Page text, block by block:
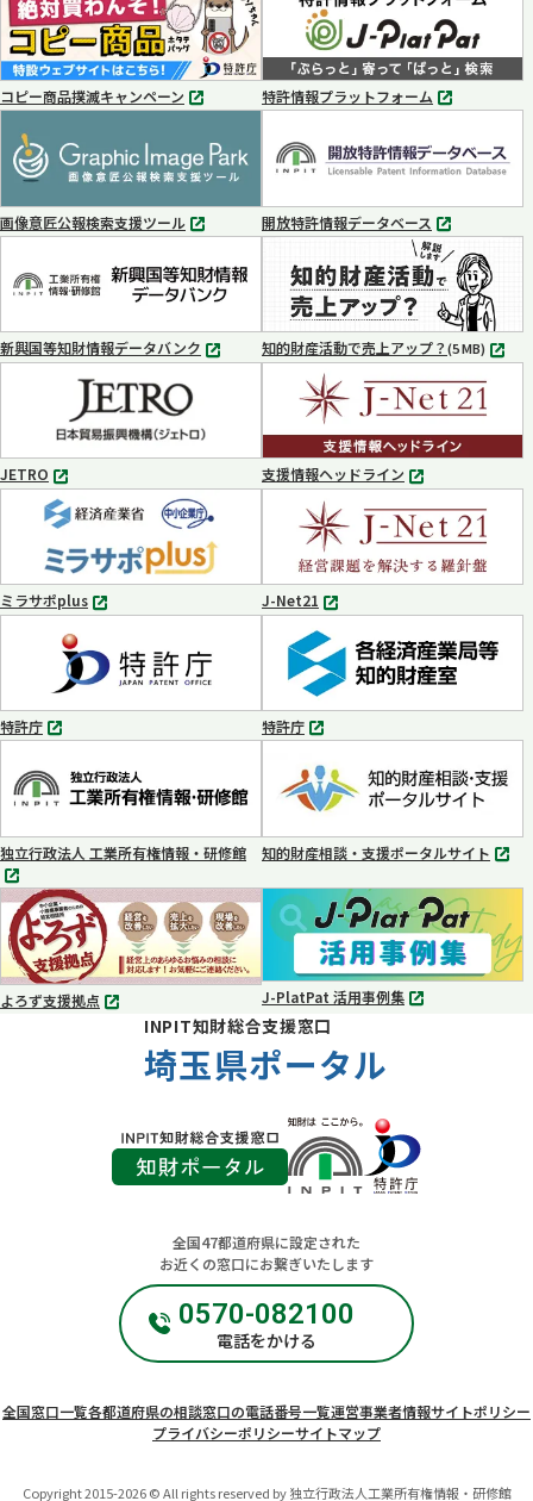
コピー商品撲滅キャンペーン
別
で
開
く
特許情報プラットフォーム
別
ブ
で
く
画像意匠公報検索支援ツール
別
ブ
で
く
開放特許情報データベース
別
タ
ブ
で
開
く
新興国等知財情報データバンク
別
開
く
知的財産活動で売上アップ？(5 MB) MP4
JETRO
別
タ
ブ
で
開
く
支援情報ヘッドライン
別
タ
ブ
で
開
く
ミラサポplus
別
ブ
で
開
く
J-Net21
別
タ
ブ
で
開
く
特許庁
別
ブ
で
く
特許庁
別
ブ
で
開
く
独立行政法人 工業所有権情報・研修館
別
タ
ブ
で
知的財産相談・支援ポータルサイト
別
タ
開
く
よろず支援拠点
別
J-PlatPat 活用事例集
別
INPIT知財総合支援窓口
埼玉県ポータル
全国47都道府県に設定された
お近くの窓口にお繋ぎいたします
0570-082100
電話をかける
全国窓口一覧各都道府県の相談窓口の電話番号一覧運営事業者情報サイトポリシー
プライバシーポリシーサイトマップ
Copyright 2015-2026 © All rights reserved by 独立行政法人工業所有権情報・研修館